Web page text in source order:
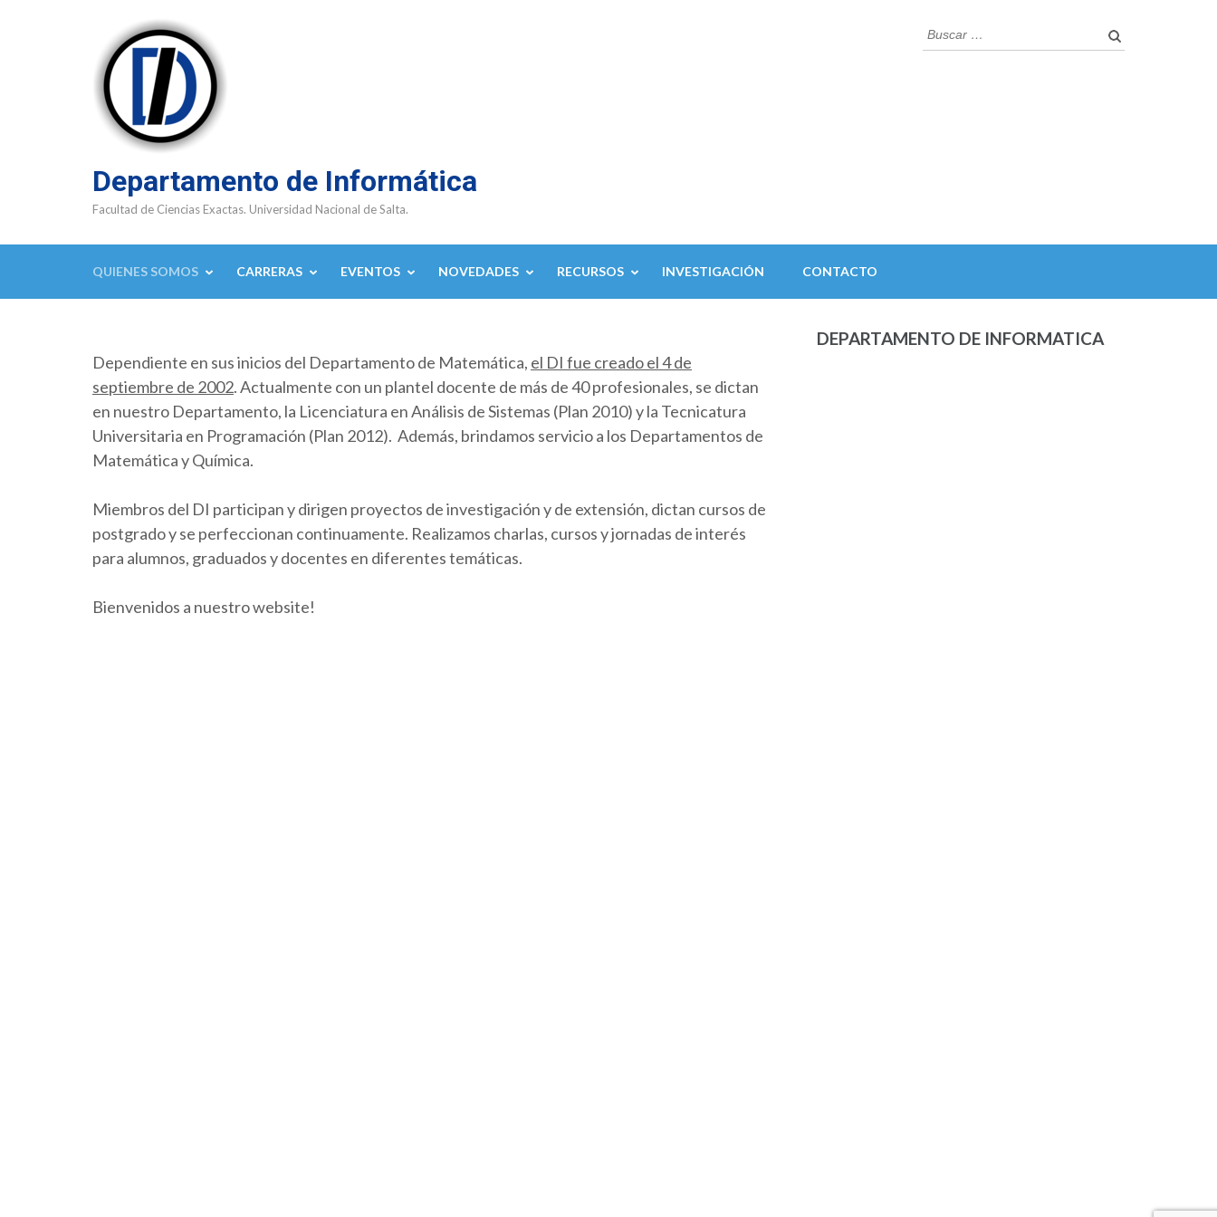
Departamento de Informática
Facultad de Ciencias Exactas. Universidad Nacional de Salta.
Buscar:
QUIENES SOMOS CARRERAS EVENTOS NOVEDADES RECURSOS INVESTIGACIÓN CONTACTO
Dependiente en sus inicios del Departamento de Matemática, el DI fue creado el 4 de
septiembre de 2002. Actualmente con un plantel docente de más de 40 profesionales, se dictan
en nuestro Departamento, la Licenciatura en Análisis de Sistemas (Plan 2010) y la Tecnicatura
Universitaria en Programación (Plan 2012). Además, brindamos servicio a los Departamentos de
Matemática y Química.
Miembros del DI participan y dirigen proyectos de investigación y de extensión, dictan cursos de
postgrado y se perfeccionan continuamente. Realizamos charlas, cursos y jornadas de interés
para alumnos, graduados y docentes en diferentes temáticas.
Bienvenidos a nuestro website!
DEPARTAMENTO DE INFORMATICA